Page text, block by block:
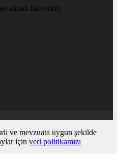
almak istiyorum
ve mevzuata uygun şekilde
için veri politikamızı